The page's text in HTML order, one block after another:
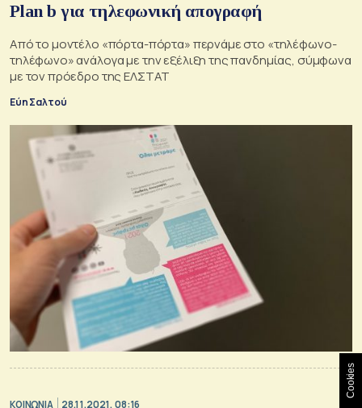
Plan b για τηλεφωνική απογραφή
Από το μοντέλο «πόρτα-πόρτα» περνάμε στο «τηλέφωνο-
τηλέφωνο» ανάλογα με την εξέλιξη της πανδημίας, σύμφωνα
με τον πρόεδρο της ΕΛΣΤΑΤ
Εύη Σαλτού
ΚΟΙΝΩΝΙΑ 28.11.2021, 08:16
Cookies